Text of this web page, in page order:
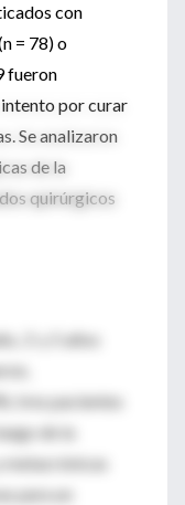
con
= 78) o
fueron
intento por curar
Se analizaron
de la
quirúrgicos
3 y 5 años
tres pacientes
de la
metacrónicas
para un